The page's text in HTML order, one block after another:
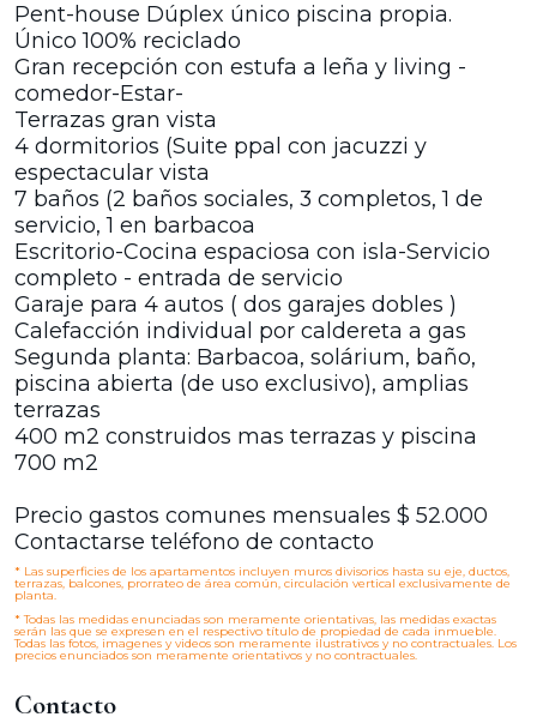
Pent-house Dúplex único piscina propia.
Único 100% reciclado
Gran recepción con estufa a leña y living -
comedor-Estar-
Terrazas gran vista
4 dormitorios (Suite ppal con jacuzzi y
espectacular vista
7 baños (2 baños sociales, 3 completos, 1 de
servicio, 1 en barbacoa
Escritorio-Cocina espaciosa con isla-Servicio
completo - entrada de servicio
Garaje para 4 autos ( dos garajes dobles )
Calefacción individual por caldereta a gas
Segunda planta: Barbacoa, solárium, baño,
piscina abierta (de uso exclusivo), amplias
terrazas
400 m2 construidos mas terrazas y piscina
700 m2
Precio gastos comunes mensuales $ 52.000
Contactarse teléfono de contacto
* Las superficies de los apartamentos incluyen muros divisorios hasta su eje, ductos,
terrazas, balcones, prorrateo de área común, circulación vertical exclusivamente de
planta.
*Todas las medidas enunciadas son meramente orientativas, las medidas exactas
serán las que se expresen en el respectivo título de propiedad de cada inmueble.
Todas las fotos, imagenes y videos son meramente ilustrativos y no contractuales. Los
precios enunciados son meramente orientativos y no contractuales.
Contacto